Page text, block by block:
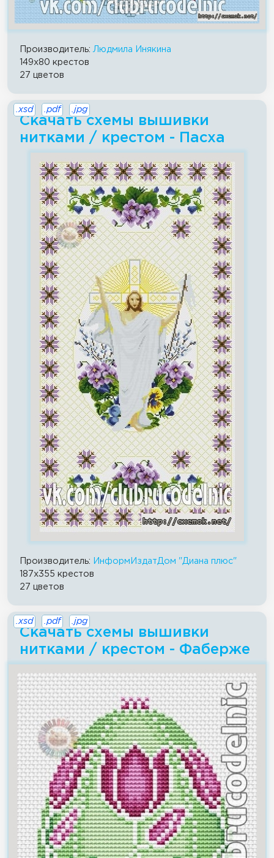
Производитель: Людмила Инякина
149x80 крестов
27 цветов
Скачать схемы вышивки
нитками / крестом - Пасха
.xsd .pdf .jpg
Производитель:
ИнформИздатДом "Диана плюс"
187x355 крестов
27 цветов
Скачать схемы вышивки
нитками / крестом - Фаберже
.xsd .pdf .jpg